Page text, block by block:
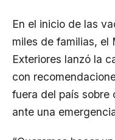
En el inicio de las
miles de familias, el
Exteriores lanzó la
con
fuera del país sobre
ante una